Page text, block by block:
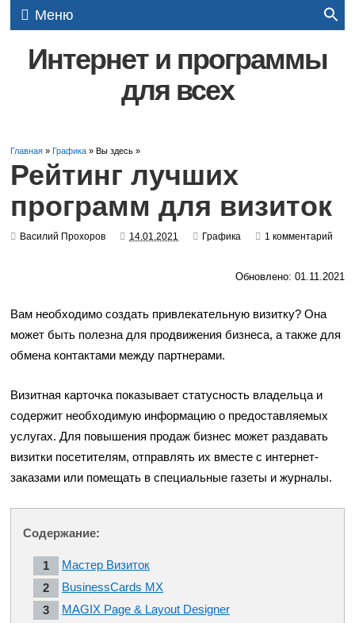
Меню
Интернет и программы
для всех
Главная »Графика » Вы здесь »
Рейтинг лучших
программ для визиток
Василий Прохоров 14.01.2021 Графика 1 комментарий
Обновлено: 01.11.2021
Вам необходимо создать привлекательную визитку? Она
может быть полезна для продвижения бизнеса, а также для
обмена контактами между партнерами.
Визитная карточка показывает статусность владельца и
содержит необходимую информацию о предоставляемых
услугах. Для повышения продаж бизнес может раздавать
визитки посетителям, отправлять их вместе с интернет-
заказами или помещать в специальные газеты и журналы.
Содержание:
Мастер Визиток
BusinessCards MX
MAGIX Page & Layout Designer